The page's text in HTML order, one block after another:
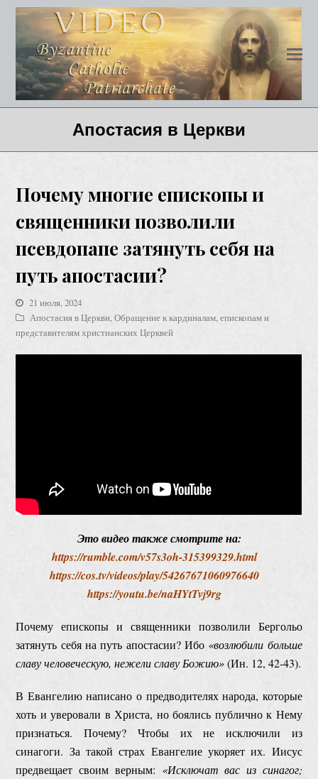
Апостасия в Церкви
Почему многие епископы и
священники позволили
псевдопапе затянуть себя на
путь апостасии?
21 июля, 2024
Апостасия в Церкви,Обращение к кардиналам, епископам и
представителям христианских Церквей
Это видео также смотрите на:
https://rumble.com/v57s3oh-315399329.html
https://cos.tv/videos/play/54267671060976640
https://youtu.be/naHYtTvj9rg
Почему епископы и священники позволили Бергольо
затянуть себя на путь апостасии? Ибо «возлюбили больше
славу человеческую, нежели славу Божию»(Ин. 12, 42-43).
В Евангелию написано о предводителях народа, которые
хоть и уверовали в Христа, но боялись публично к Нему
признаться. Почему? Чтобы их не исключили из
синагоги. За такой страх Евангелие укоряет их. Иисус
предвещает своим верным: «Исключат вас из синагог;